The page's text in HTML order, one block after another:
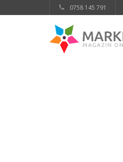
0758 145 791